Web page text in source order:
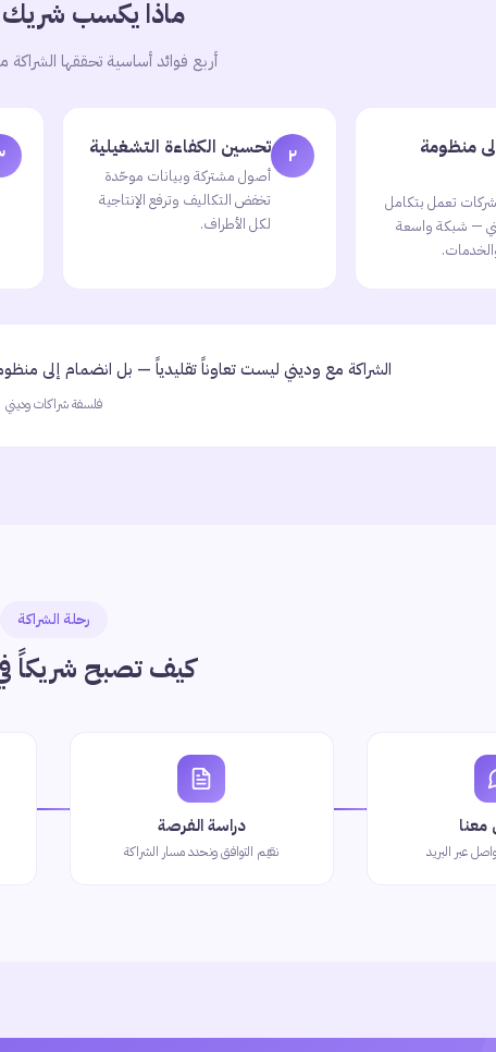
ماذا يكسب شريك
أربع فوائد أساسية تحققها
منظومة
تعمل بتكامل
— شبكة واسعة
٢ تحسين الكفاءة التشغيلية
أصول مشتركة وبيانات موحّدة
تخفض التكاليف وترفع الإنتاجية
لكل الأطراف.
الشراكة مع وديني ليست تعاوناً تقليدياً — بل انضمام إلى
فلسفة شراكات وديني
رحلة الشراكة
كيف تصبح شريكاً
عبر البريد
دراسة الفرصة
نقيّم التوافق ونحدد مسار الشراكة